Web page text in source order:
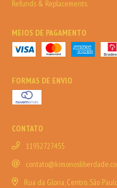
Refunds & Replacements
MEIOS DE PAGAMENTO
FORMAS DE ENVIO
CONTATO
11932727455
Rua da Gloria, Centro. São